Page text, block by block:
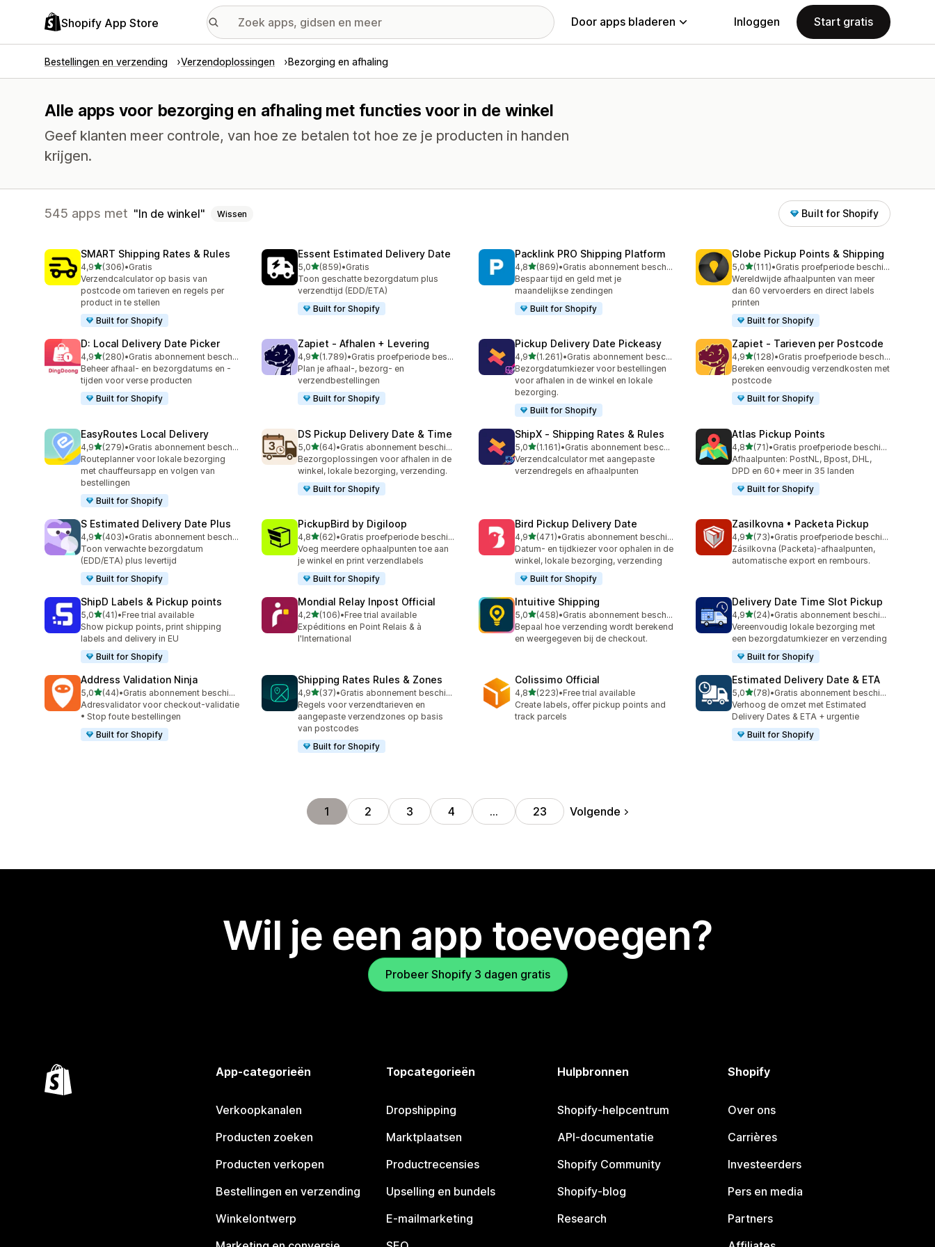
Shopify App Store Door apps bladeren Inloggen Start gratis
Bestellingen en verzending Verzendoplossingen Bezorging en afhaling
Alle apps voor bezorging en afhaling met functies voor in de winkel
Geef klanten meer controle, van hoe ze betalen tot hoe ze je producten in handen
krijgen.
545 apps met In de winkel Wissen Built for Shopify
SMART Shipping Rates & Rules
4,9van 5 sterren
(306)
306 recensies in totaal
•Gratis
Verzendcalculator op basis van
postcode om tarieven en regels per
product in te stellen
Built for Shopify
Essent Estimated Delivery Date
5,0van 5 sterren
(859)
859 recensies in totaal
•Gratis
Toon geschatte bezorgdatum plus
verzendtijd (EDD/ETA)
Built for Shopify
Packlink PRO Shipping Platform
4,8van 5 sterren
(869)
869 recensies in totaal
•
Gratis abonnement beschikbaar
Bespaar tijd en geld met je
maandelijkse zendingen
Built for Shopify
Globe Pickup Points & Shipping
5,0van 5 sterren
(111)
111 recensies in totaal
•
Gratis proefperiode beschikbaar
Wereldwijde afhaalpunten van meer
dan 60 vervoerders en direct labels
printen
Built for Shopify
D: Local Delivery Date Picker
4,9van 5 sterren
(280)
280 recensies in totaal
•
Gratis abonnement beschikbaar
Beheer afhaal- en bezorgdatums en -
tijden voor verse producten
Built for Shopify
Zapiet ‑ Afhalen + Levering
4,9van 5 sterren
(1.789)
1789 recensies in totaal
•
Gratis proefperiode beschikbaar
Plan je afhaal-, bezorg- en
verzendbestellingen
Built for Shopify
Pickup Delivery Date Pickeasy
4,9van 5 sterren
(1.261)
1261 recensies in totaal
•
Gratis abonnement beschikbaar
Bezorgdatumkiezer voor bestellingen
voor afhalen in de winkel en lokale
bezorging.
Built for Shopify
Zapiet ‑ Tarieven per Postcode
4,9van 5 sterren
(128)
128 recensies in totaal
•
Gratis proefperiode beschikbaar
Bereken eenvoudig verzendkosten met
postcode
Built for Shopify
EasyRoutes Local Delivery
4,9van 5 sterren
(279)
279 recensies in totaal
•
Gratis abonnement beschikbaar
Routeplanner voor lokale bezorging
met chauffeursapp en volgen van
bestellingen
Built for Shopify
DS Pickup Delivery Date & Time
5,0van 5 sterren
(64)
64 recensies in totaal
•
Gratis abonnement beschikbaar
Bezorgoplossingen voor afhalen in de
winkel, lokale bezorging, verzending.
Built for Shopify
ShipX ‑ Shipping Rates & Rules
5,0van 5 sterren
(1.161)
1161 recensies in totaal
•
Gratis abonnement beschikbaar
Verzendcalculator met aangepaste
verzendregels en afhaalpunten
Atlas Pickup Points
4,8van 5 sterren
(71)
71 recensies in totaal
•
Gratis proefperiode beschikbaar
Afhaalpunten: PostNL, Bpost, DHL,
DPD en 60+ meer in 35 landen
Built for Shopify
S Estimated Delivery Date Plus
4,9van 5 sterren
(403)
403 recensies in totaal
•
Gratis abonnement beschikbaar
Toon verwachte bezorgdatum
(EDD/ETA) plus levertijd
Built for Shopify
PickupBird by Digiloop
4,8van 5 sterren
(62)
62 recensies in totaal
•
Gratis proefperiode beschikbaar
Voeg meerdere ophaalpunten toe aan
je winkel en print verzendlabels
Built for Shopify
Bird Pickup Delivery Date
4,9van 5 sterren
(471)
471 recensies in totaal
•
Gratis abonnement beschikbaar
Datum- en tijdkiezer voor ophalen in de
winkel, lokale bezorging, verzending
Built for Shopify
Zasilkovna • Packeta Pickup
4,9van 5 sterren
(73)
73 recensies in totaal
•
Gratis proefperiode beschikbaar
Zásilkovna (Packeta)-afhaalpunten,
automatische export en rembours.
ShipD Labels & Pickup points
5,0van 5 sterren
(41)
41 recensies in totaal
•Free trial available
Show pickup points, print shipping
labels and delivery in EU
Built for Shopify
Mondial Relay Inpost Official
4,2van 5 sterren
(106)
106 recensies in totaal
•Free trial available
Expéditions en Point Relais & à
l'International
Intuitive Shipping
5,0van 5 sterren
(458)
458 recensies in totaal
•
Gratis abonnement beschikbaar
Bepaal hoe verzending wordt berekend
en weergegeven bij de checkout.
Delivery Date Time Slot Pickup
4,9van 5 sterren
(24)
24 recensies in totaal
•
Gratis abonnement beschikbaar
Vereenvoudig lokale bezorging met
een bezorgdatumkiezer en verzending
Built for Shopify
Address Validation Ninja
5,0van 5 sterren
(44)
44 recensies in totaal
•
Gratis abonnement beschikbaar
Adresvalidator voor checkout-validatie
• Stop foute bestellingen
Built for Shopify
Shipping Rates Rules & Zones
4,9van 5 sterren
(37)
37 recensies in totaal
•
Gratis abonnement beschikbaar
Regels voor verzendtarieven en
aangepaste verzendzones op basis
van postcodes
Built for Shopify
Colissimo Official
4,8van 5 sterren
(223)
223 recensies in totaal
•Free trial available
Create labels, offer pickup points and
track parcels
Estimated Delivery Date & ETA
5,0van 5 sterren
(78)
78 recensies in totaal
•
Gratis abonnement beschikbaar
Verhoog de omzet met Estimated
Delivery Dates & ETA + urgentie
Built for Shopify
1 2 3 4 … 23 Volgende
Wil je een app toevoegen?
Probeer Shopify 3 dagen gratis
App-categorieën
Verkoopkanalen
Producten zoeken
Producten verkopen
Bestellingen en verzending
Winkelontwerp
Topcategorieën
Dropshipping
Marktplaatsen
Productrecensies
Upselling en bundels
E-mailmarketing
Hulpbronnen
Shopify-helpcentrum
API-documentatie
Shopify Community
Shopify-blog
Research
Shopify
Over ons
Carrières
Investeerders
Pers en media
Partners